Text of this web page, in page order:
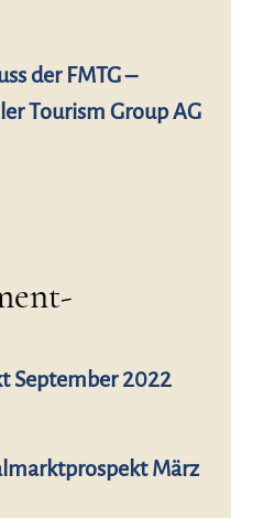
der FMTG –
Tourism Group AG
September 2022
März